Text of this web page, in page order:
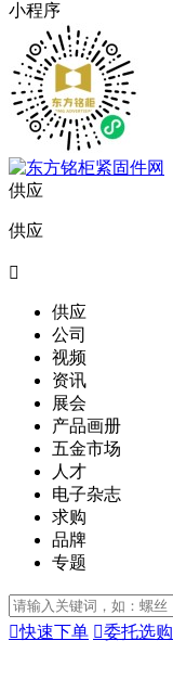
小程序
供应
供应

供应
公司
视频
资讯
展会
产品画册
五金市场
人才
电子杂志
求购
品牌
专题
快速下单 委托选购